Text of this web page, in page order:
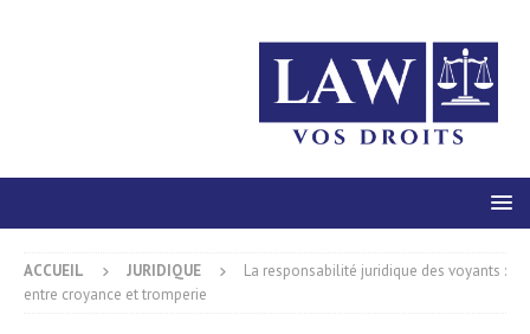
ACCUEIL JURIDIQUE
La responsabilité juridique des voyants :
entre croyance et tromperie